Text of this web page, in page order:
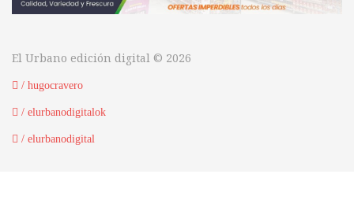
El Urbano edición digital © 2026
/ hugocravero
/ elurbanodigitalok
/ elurbanodigital